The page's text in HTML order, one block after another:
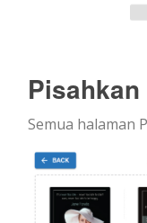
Pisahkan
Semua halaman